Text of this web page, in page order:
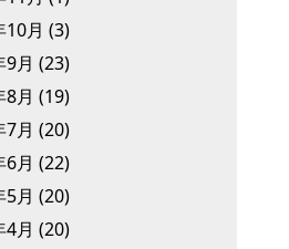
月 (3)
月 (23)
月 (19)
月 (20)
月 (22)
月 (20)
月 (20)